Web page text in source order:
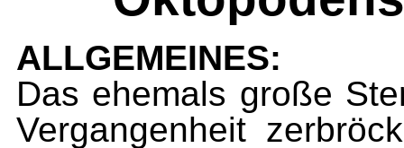
ALLGEMEINES:
Das ehemals große
Vergangenheit